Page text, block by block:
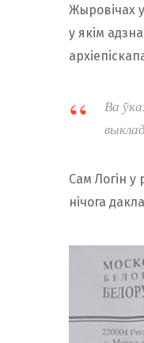
Жыровічах
у якім
Ва
Сам Логін у
нічога